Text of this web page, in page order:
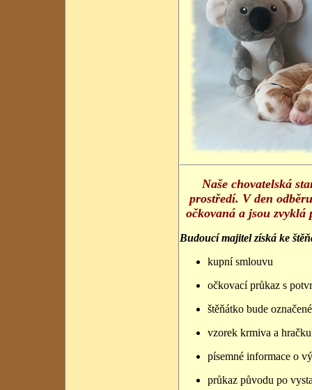
Naše chovatelská
prostředí. V den
očkovaná a jsou zvyklá
Budoucí majitel získá ke
kupní smlouvu
očkovací průkaz s
štěňátko bude
vzorek krmiva a hračku
písemné informace o
průkaz původu po